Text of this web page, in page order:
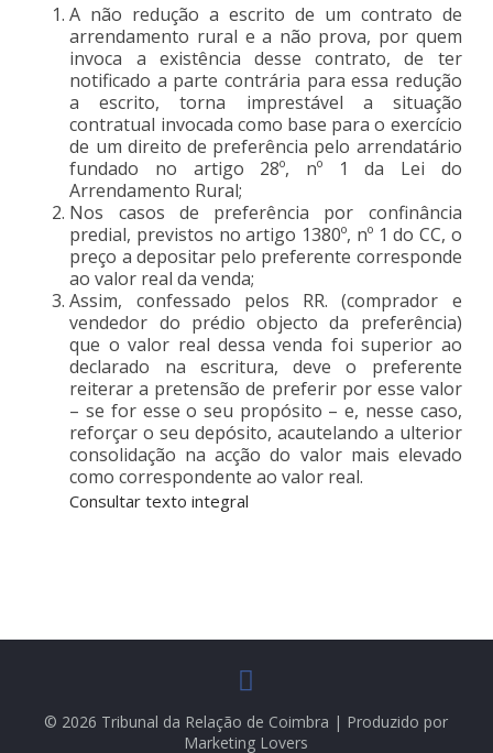
A não redução a escrito de um contrato de
arrendamento rural e a não prova, por quem
invoca a existência desse contrato, de ter
notificado a parte contrária para essa redução
a escrito, torna imprestável a situação
contratual invocada como base para o exercício
de um direito de preferência pelo arrendatário
fundado no artigo 28º, nº 1 da Lei do
Arrendamento Rural;
Nos casos de preferência por confinância
predial, previstos no artigo 1380º, nº 1 do CC, o
preço a depositar pelo preferente corresponde
ao valor real da venda;
Assim, confessado pelos RR. (comprador e
vendedor do prédio objecto da preferência)
que o valor real dessa venda foi superior ao
declarado na escritura, deve o preferente
reiterar a pretensão de preferir por esse valor
– se for esse o seu propósito – e, nesse caso,
reforçar o seu depósito, acautelando a ulterior
consolidação na acção do valor mais elevado
como correspondente ao valor real.
Consultar texto integral
© 2026 Tribunal da Relação de Coimbra | Produzido por
Marketing Lovers